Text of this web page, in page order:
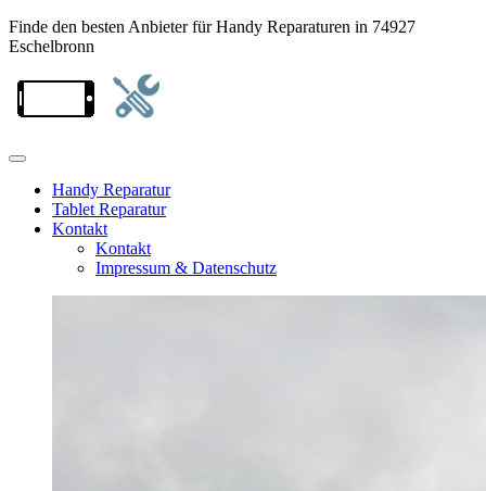
Finde den besten Anbieter für Handy Reparaturen in 74927
Eschelbronn
Handy Reparatur
Tablet Reparatur
Kontakt
Kontakt
Impressum & Datenschutz